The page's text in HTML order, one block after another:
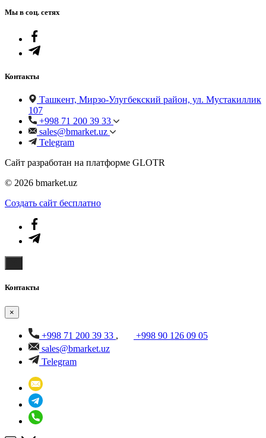
Мы в соц. сетях
Контакты
Ташкент, Мирзо-Улугбекский район, ул. Мустакиллик
107
+998 71 200 39 33
sales@bmarket.uz
Telegram
Сайт разработан на платформе GLOTR
© 2026 bmarket.uz
Создать cайт бесплатно
Контакты
×
+998 71 200 39 33 ,
+998 90 126 09 05
sales@bmarket.uz
Telegram